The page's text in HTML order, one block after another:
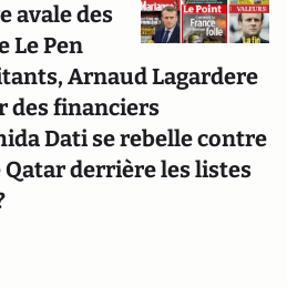
avale des
Le Pen
Arnaud Lagardere
des financiers
Dati se rebelle contre
Qatar derrière les listes